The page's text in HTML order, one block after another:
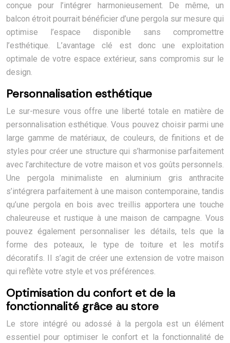
conçue pour l’intégrer harmonieusement. De même, un
balcon étroit pourrait bénéficier d’une pergola sur mesure qui
optimise l’espace disponible sans compromettre
l’esthétique. L’avantage clé est donc une exploitation
optimale de votre espace extérieur, sans compromis sur le
design.
Personnalisation esthétique
Le sur-mesure vous offre une liberté totale en matière de
personnalisation esthétique. Vous pouvez choisir parmi une
large gamme de matériaux, de couleurs, de finitions et de
styles pour créer une structure qui s’harmonise parfaitement
avec l’architecture de votre maison et vos goûts personnels.
Une pergola minimaliste en aluminium gris anthracite
s’intégrera parfaitement à une maison contemporaine, tandis
qu’une pergola en bois avec treillis apportera une touche
chaleureuse et rustique à une maison de campagne. Vous
pouvez également personnaliser les détails, tels que la
forme des poteaux, le type de toiture et les motifs
décoratifs. Il s’agit de créer une extension de votre maison
qui reflète votre style et vos préférences.
Optimisation du confort et de la
fonctionnalité grâce au store
Le store intégré ou adossé à la pergola est un élément
essentiel pour optimiser le confort et la fonctionnalité de